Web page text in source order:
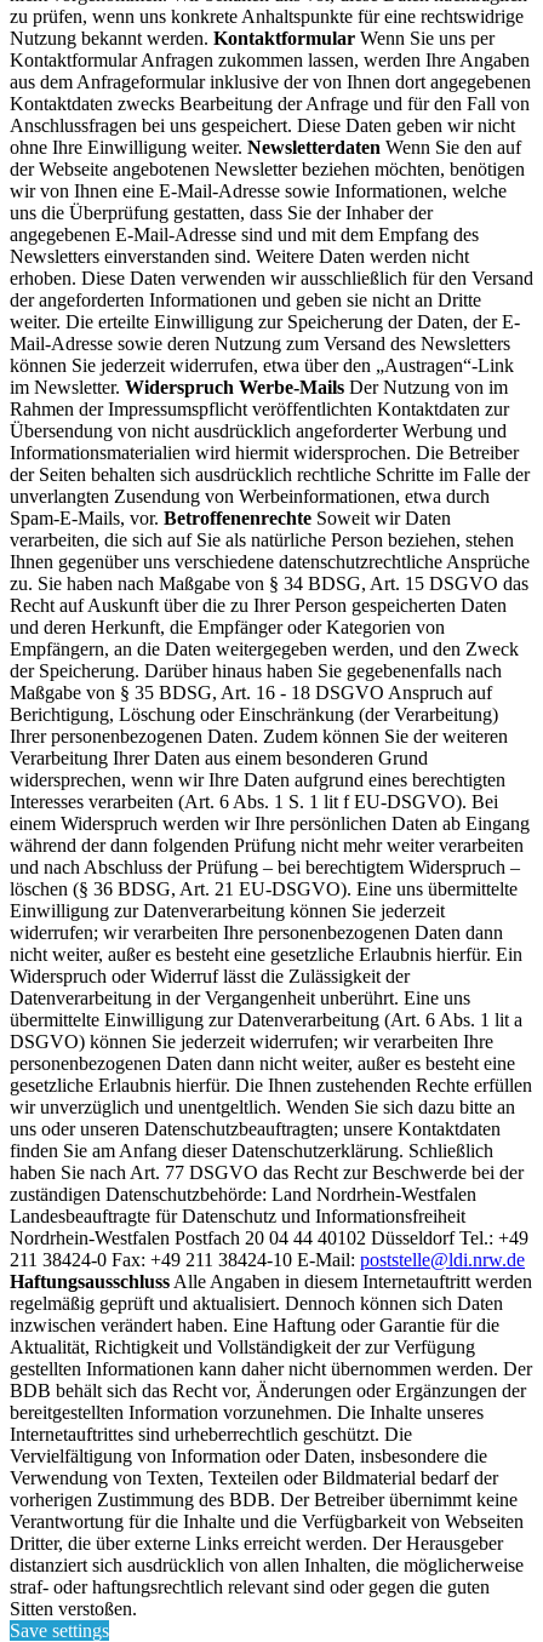
zu prüfen, wenn uns konkrete Anhaltspunkte für eine rechtswidrige
Nutzung bekannt werden. Kontaktformular Wenn Sie uns per
Kontaktformular Anfragen zukommen lassen, werden Ihre Angaben
aus dem Anfrageformular inklusive der von Ihnen dort angegebenen
Kontaktdaten zwecks Bearbeitung der Anfrage und für den Fall von
Anschlussfragen bei uns gespeichert. Diese Daten geben wir nicht
ohne Ihre Einwilligung weiter. Newsletterdaten Wenn Sie den auf
der Webseite angebotenen Newsletter beziehen möchten, benötigen
wir von Ihnen eine E-Mail-Adresse sowie Informationen, welche
uns die Überprüfung gestatten, dass Sie der Inhaber der
angegebenen E-Mail-Adresse sind und mit dem Empfang des
Newsletters einverstanden sind. Weitere Daten werden nicht
erhoben. Diese Daten verwenden wir ausschließlich für den Versand
der angeforderten Informationen und geben sie nicht an Dritte
weiter. Die erteilte Einwilligung zur Speicherung der Daten, der E-
Mail-Adresse sowie deren Nutzung zum Versand des Newsletters
können Sie jederzeit widerrufen, etwa über den „Austragen“-Link
im Newsletter. Widerspruch Werbe-Mails Der Nutzung von im
Rahmen der Impressumspflicht veröffentlichten Kontaktdaten zur
Übersendung von nicht ausdrücklich angeforderter Werbung und
Informationsmaterialien wird hiermit widersprochen. Die Betreiber
der Seiten behalten sich ausdrücklich rechtliche Schritte im Falle der
unverlangten Zusendung von Werbeinformationen, etwa durch
Spam-E-Mails, vor. Betroffenenrechte Soweit wir Daten
verarbeiten, die sich auf Sie als natürliche Person beziehen, stehen
Ihnen gegenüber uns verschiedene datenschutzrechtliche Ansprüche
zu. Sie haben nach Maßgabe von § 34 BDSG, Art. 15 DSGVO das
Recht auf Auskunft über die zu Ihrer Person gespeicherten Daten
und deren Herkunft, die Empfänger oder Kategorien von
Empfängern, an die Daten weitergegeben werden, und den Zweck
der Speicherung. Darüber hinaus haben Sie gegebenenfalls nach
Maßgabe von § 35 BDSG, Art. 16 - 18 DSGVO Anspruch auf
Berichtigung, Löschung oder Einschränkung (der Verarbeitung)
Ihrer personenbezogenen Daten. Zudem können Sie der weiteren
Verarbeitung Ihrer Daten aus einem besonderen Grund
widersprechen, wenn wir Ihre Daten aufgrund eines berechtigten
Interesses verarbeiten (Art. 6 Abs. 1 S. 1 lit f EU-DSGVO). Bei
einem Widerspruch werden wir Ihre persönlichen Daten ab Eingang
während der dann folgenden Prüfung nicht mehr weiter verarbeiten
und nach Abschluss der Prüfung – bei berechtigtem Widerspruch –
löschen (§ 36 BDSG, Art. 21 EU-DSGVO). Eine uns übermittelte
Einwilligung zur Datenverarbeitung können Sie jederzeit
widerrufen; wir verarbeiten Ihre personenbezogenen Daten dann
nicht weiter, außer es besteht eine gesetzliche Erlaubnis hierfür. Ein
Widerspruch oder Widerruf lässt die Zulässigkeit der
Datenverarbeitung in der Vergangenheit unberührt. Eine uns
übermittelte Einwilligung zur Datenverarbeitung (Art. 6 Abs. 1 lit a
DSGVO) können Sie jederzeit widerrufen; wir verarbeiten Ihre
personenbezogenen Daten dann nicht weiter, außer es besteht eine
gesetzliche Erlaubnis hierfür. Die Ihnen zustehenden Rechte erfüllen
wir unverzüglich und unentgeltlich. Wenden Sie sich dazu bitte an
uns oder unseren Datenschutzbeauftragten; unsere Kontaktdaten
finden Sie am Anfang dieser Datenschutzerklärung. Schließlich
haben Sie nach Art. 77 DSGVO das Recht zur Beschwerde bei der
zuständigen Datenschutzbehörde: Land Nordrhein-Westfalen
Landesbeauftragte für Datenschutz und Informationsfreiheit
Nordrhein-Westfalen Postfach 20 04 44 40102 Düsseldorf Tel.: +49
211 38424-0 Fax: +49 211 38424-10 E-Mail: poststelle@ldi.nrw.de
Haftungsausschluss Alle Angaben in diesem Internetauftritt werden
regelmäßig geprüft und aktualisiert. Dennoch können sich Daten
inzwischen verändert haben. Eine Haftung oder Garantie für die
Aktualität, Richtigkeit und Vollständigkeit der zur Verfügung
gestellten Informationen kann daher nicht übernommen werden. Der
BDB behält sich das Recht vor, Änderungen oder Ergänzungen der
bereitgestellten Information vorzunehmen. Die Inhalte unseres
Internetauftrittes sind urheberrechtlich geschützt. Die
Vervielfältigung von Information oder Daten, insbesondere die
Verwendung von Texten, Texteilen oder Bildmaterial bedarf der
vorherigen Zustimmung des BDB. Der Betreiber übernimmt keine
Verantwortung für die Inhalte und die Verfügbarkeit von Webseiten
Dritter, die über externe Links erreicht werden. Der Herausgeber
distanziert sich ausdrücklich von allen Inhalten, die möglicherweise
straf- oder haftungsrechtlich relevant sind oder gegen die guten
Sitten verstoßen.
Save settings